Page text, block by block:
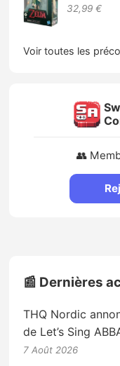
32,99 €
Voir toutes les
👥
📰 Dernières
THQ Nordic
de Let’s Sing
7 Août 2026